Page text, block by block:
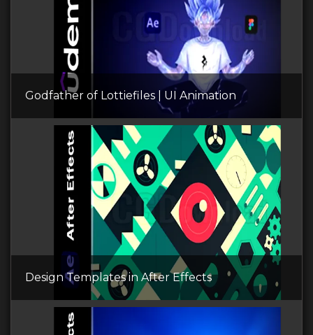
Godfather of Lottiefiles | UI Animation
Design Templates in After Effects